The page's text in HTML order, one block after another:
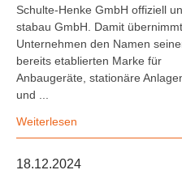
Schulte-Henke GmbH offiziell
stabau GmbH. Damit
Unternehmen den Namen
bereits etablierten Marke für
Anbaugeräte, stationäre
und ...
Weiterlesen
18.12.2024